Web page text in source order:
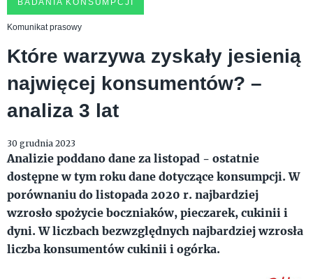
BADANIA KONSUMPCJI
Komunikat prasowy
Które warzywa zyskały jesienią
najwięcej konsumentów? –
analiza 3 lat
30 grudnia 2023
Analizie poddano dane za listopad - ostatnie
dostępne w tym roku dane dotyczące konsumpcji. W
porównaniu do listopada 2020 r. najbardziej
wzrosło spożycie boczniaków, pieczarek, cukinii i
dyni. W liczbach bezwzględnych najbardziej wzrosła
liczba konsumentów cukinii i ogórka.